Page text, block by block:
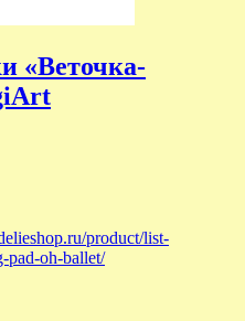
«Веточка-
product/list-
pad-oh-ballet/